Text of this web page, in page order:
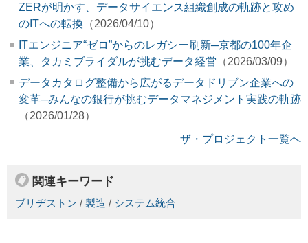
ZERが明かす、データサイエンス組織創成の軌跡と攻め
のITへの転換 （2026/04/10）
ITエンジニア“ゼロ”からのレガシー刷新─京都の100年企
業、タカミブライダルが挑むデータ経営 （2026/03/09）
データカタログ整備から広がるデータドリブン企業への
変革─みんなの銀行が挑むデータマネジメント実践の軌跡
（2026/01/28）
ザ・プロジェクト一覧へ
関連キーワード
ブリヂストン / 製造 / システム統合